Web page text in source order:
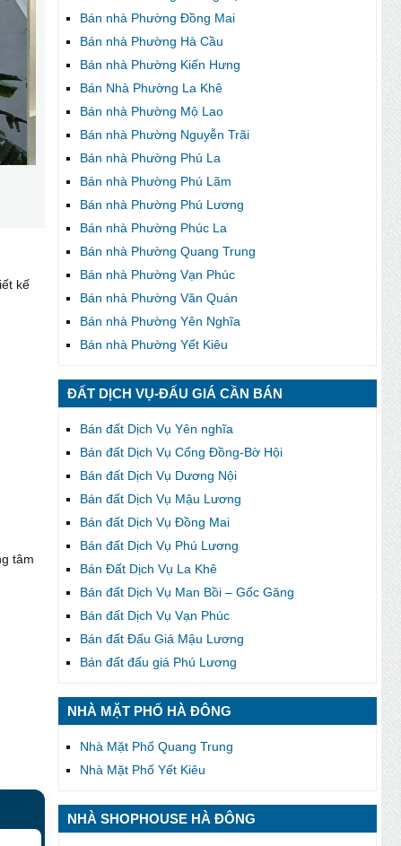
kế
tâm
Bán nhà Phường Đồng Mai
Bán nhà Phường Hà Cầu
Bán nhà Phường Kiến Hưng
Bán Nhà Phường La Khê
Bán nhà Phường Mộ Lao
Bán nhà Phường Nguyễn Trãi
Bán nhà Phường Phú La
Bán nhà Phường Phú Lãm
Bán nhà Phường Phú Lương
Bán nhà Phường Phúc La
Bán nhà Phường Quang Trung
Bán nhà Phường Vạn Phúc
Bán nhà Phường Văn Quán
Bán nhà Phường Yên Nghĩa
Bán nhà Phường Yết Kiêu
ĐẤT DỊCH VỤ-ĐẤU GIÁ CẦN BÁN
Bán đất Dịch Vụ Yên nghĩa
Bán đất Dịch Vụ Cổng Đồng-Bờ Hội
Bán đất Dịch Vụ Dương Nội
Bán đất Dịch Vụ Mậu Lương
Bán đất Dịch Vụ Đồng Mai
Bán đất Dịch Vụ Phú Lương
Bán Đất Dịch Vụ La Khê
Bán đất Dịch Vụ Man Bồi – Gốc Găng
Bán đất Dịch Vụ Vạn Phúc
Bán đất Đấu Giá Mậu Lương
Bán đất đấu giá Phú Lương
NHÀ MẶT PHỐ HÀ ĐÔNG
Nhà Mặt Phố Quang Trung
Nhà Mặt Phố Yết Kiêu
NHÀ SHOPHOUSE HÀ ĐÔNG